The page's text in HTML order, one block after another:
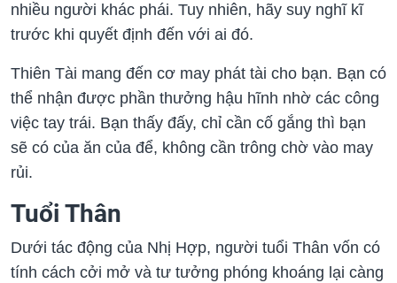
nhiều người khác phái. Tuy nhiên, hãy suy nghĩ kĩ
trước khi quyết định đến với ai đó.
Thiên Tài mang đến cơ may phát tài cho bạn. Bạn có
thể nhận được phần thưởng hậu hĩnh nhờ các công
việc tay trái. Bạn thấy đấy, chỉ cần cố gắng thì bạn
sẽ có của ăn của để, không cần trông chờ vào may
rủi.
Tuổi Thân
Dưới tác động của Nhị Hợp, người tuổi Thân vốn có
tính cách cởi mở và tư tưởng phóng khoáng lại càng